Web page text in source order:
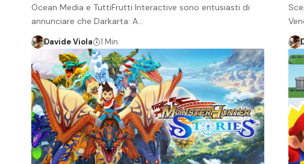
Ocean Media e TuttiFrutti Interactive sono entusiasti di
annunciare che Darkarta: A…
Davide Viola 1 Min